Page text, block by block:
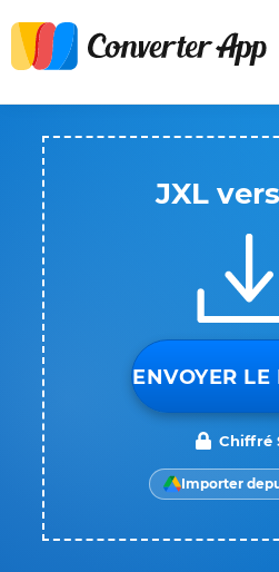
JXL
ENVOYER LE
Chiffré
Importer